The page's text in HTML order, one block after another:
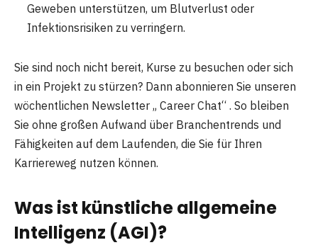
Geweben unterstützen, um Blutverlust oder
Infektionsrisiken zu verringern.
Sie sind noch nicht bereit, Kurse zu besuchen oder sich
in ein Projekt zu stürzen? Dann abonnieren Sie unseren
wöchentlichen Newsletter „ Career Chat“ . So bleiben
Sie ohne großen Aufwand über Branchentrends und
Fähigkeiten auf dem Laufenden, die Sie für Ihren
Karriereweg nutzen können.
Was ist künstliche allgemeine
Intelligenz (AGI)?